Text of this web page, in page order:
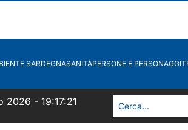
SARDEGNASANITÀPERSONE E PERSONAGGI
2026 - 19:17:21